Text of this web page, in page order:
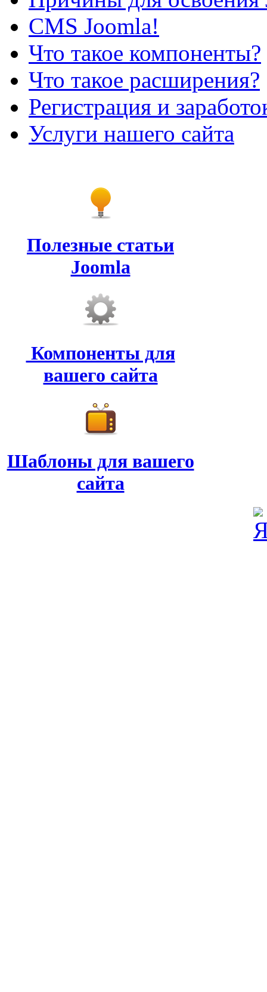
CMS Joomla!
Что такое компоненты?
Что такое расширения?
Регистрация и
Услуги нашего сайта
Полезные статьи
Joomla
Компоненты для
вашего сайта
Шаблоны для вашего
сайта